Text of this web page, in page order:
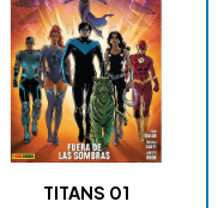
TITANS 01